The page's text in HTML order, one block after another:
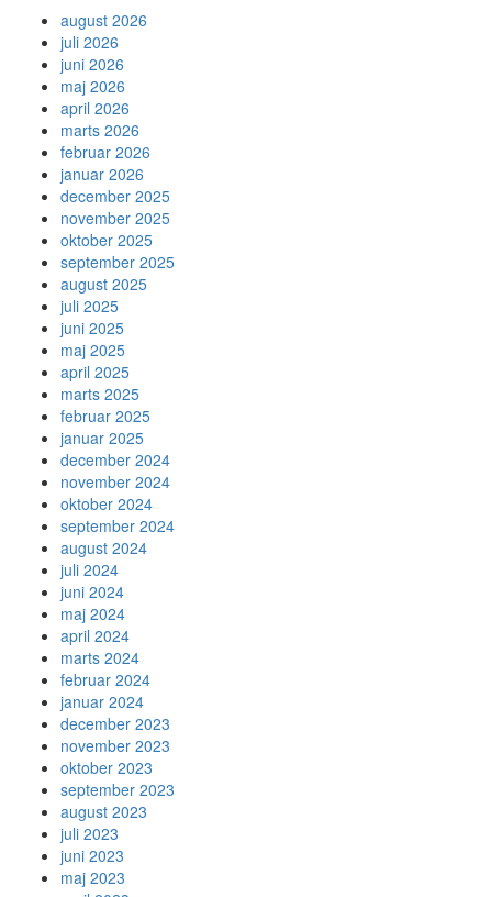
august 2026
juli 2026
juni 2026
maj 2026
april 2026
marts 2026
februar 2026
januar 2026
december 2025
november 2025
oktober 2025
september 2025
august 2025
juli 2025
juni 2025
maj 2025
april 2025
marts 2025
februar 2025
januar 2025
december 2024
november 2024
oktober 2024
september 2024
august 2024
juli 2024
juni 2024
maj 2024
april 2024
marts 2024
februar 2024
januar 2024
december 2023
november 2023
oktober 2023
september 2023
august 2023
juli 2023
juni 2023
maj 2023